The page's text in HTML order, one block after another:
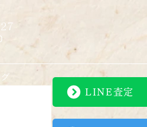
LINE査定